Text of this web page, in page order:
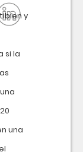
y
si la
una